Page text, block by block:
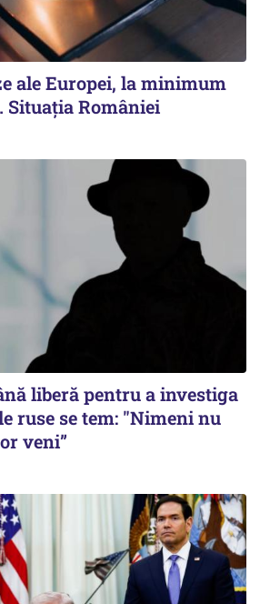
ale Europei, la minimum
României
liberă pentru a investiga
ruse se tem: "Nimeni nu
veni”